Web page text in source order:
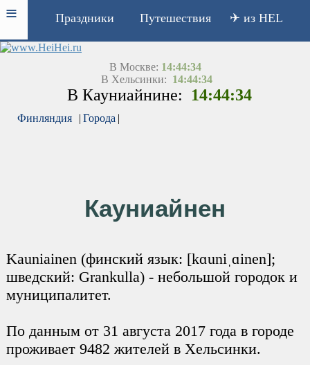
≡ Праздники Путешествия ✈ из HEL
В Москве: 14:44:34
В Хельсинки: 14:44:34
В Кауниайнине: 14:44:34
Финляндия | Города |
Кауниайнен
Kauniainen (финский язык: [kɑuniˌɑinen];
шведский: Grankulla) - небольшой городок и
муниципалитет.
По данным от 31 августа 2017 года в городе
проживает 9482 жителей в Хельсинки.